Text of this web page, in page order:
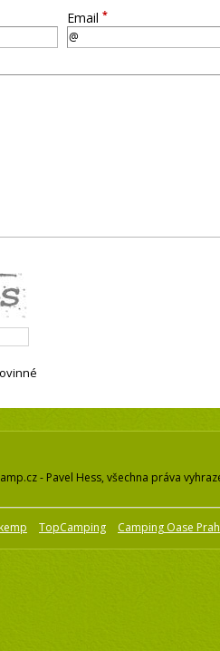
Email *
- Pavel Hess, všechna práva
TopCamping Camping Oase